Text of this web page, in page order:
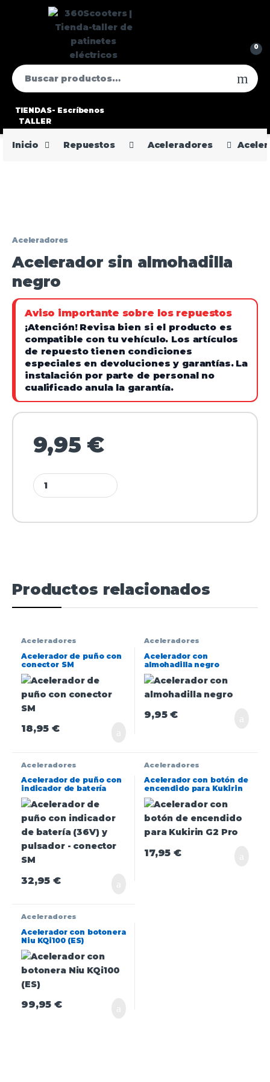
0
TIENDAS-
TALLER
Escríbenos
Inicio Repuestos Aceleradores
Aceleradores
Acelerador sin almohadilla
negro
Aviso importante sobre los repuestos
¡Atención! Revisa bien si el producto es
compatible con tu vehículo. Los artículos
de repuesto tienen condiciones
especiales en devoluciones y garantías. La
instalación por parte de personal no
cualificado anula la garantía.
9,95 €
Productos relacionados
Aceleradores
Acelerador de puño con
conector SM
18,95€
Aceleradores
Acelerador con
almohadilla negro
9,95€
Aceleradores
Acelerador de puño con
indicador de batería
(36V) y pulsador –
conector SM
32,95€
Aceleradores
Acelerador con botón de
encendido para Kukirin
G2 Pro
17,95€
Aceleradores
Acelerador con botonera
Niu KQi100 (ES)
99,95€